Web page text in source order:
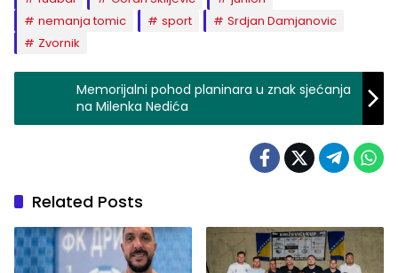
nemanja tomic
sport
Srdjan Damjanovic
Zvornik
Memorijalni pohod planinara u znak sjećanja
na Milenka Nedića
Related Posts